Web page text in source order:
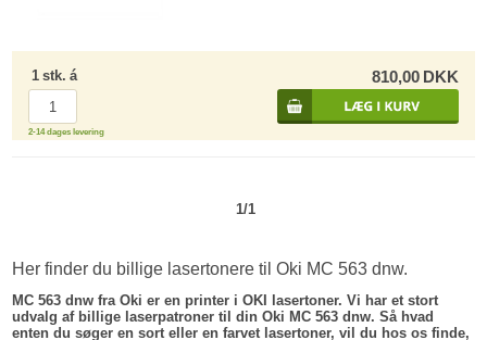
1 stk. á 810,00 DKK
2-14 dages levering
1/1
Her finder du billige lasertonere til Oki MC 563 dnw.
MC 563 dnw fra Oki er en printer i OKI lasertoner. Vi har et stort
udvalg af billige laserpatroner til din Oki MC 563 dnw. Så hvad
enten du søger en sort eller en farvet lasertoner, vil du hos os finde,